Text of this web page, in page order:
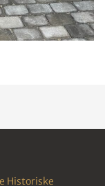
Historiske